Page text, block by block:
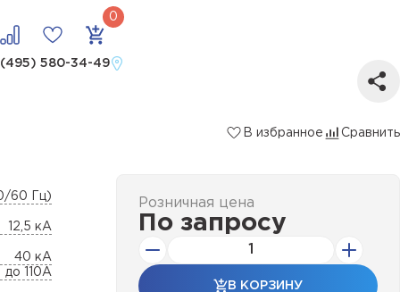
580-34-49
В избранное Сравнить
60 Гц)
12,5 кА
40 кА
до 110А
Розничная цена
По запросу
В КОРЗИНУ